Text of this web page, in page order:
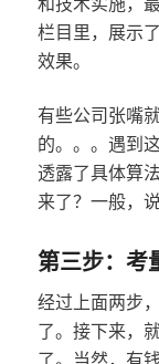
栏目里，展示
效果。
有些公司张嘴
的。。。遇到
透露了具体算
来了？一般，
第三步：考
经过上面两步
了。接下来，